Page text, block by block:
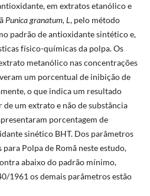
em extratos etanólico e
Punica granatum, L, pelo método
padrão de antioxidante sintético e,
físico-químicas da polpa. Os
metanólico nas concentrações
um porcentual de inibição de
o que indica um resultado
um extrato e não de substância
porcentagem de
sinético BHT. Dos parâmetros
Polpa de Romã neste estudo,
abaixo do padrão mínimo,
1961 os demais parâmetros estão